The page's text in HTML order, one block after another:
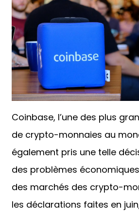
Coinbase, l’une des plus
de crypto-monnaies au
également pris une telle
des problèmes
des marchés des crypto-
les déclarations faites en